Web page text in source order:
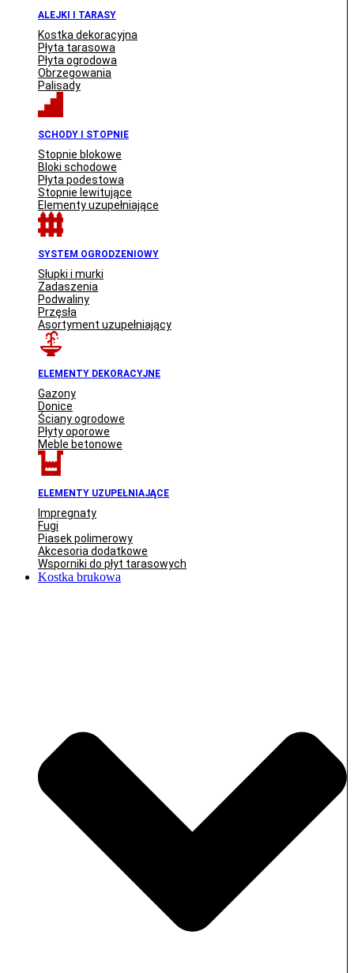
ALEJKI I TARASY
Kostka dekoracyjna
Płyta tarasowa
Płyta ogrodowa
Obrzegowania
Palisady
SCHODY I STOPNIE
Stopnie blokowe
Bloki schodowe
Płyta podestowa
Stopnie lewitujące
Elementy uzupełniające
SYSTEM OGRODZENIOWY
Słupki i murki
Zadaszenia
Podwaliny
Przęsła
Asortyment uzupełniający
ELEMENTY DEKORACYJNE
Gazony
Donice
Ściany ogrodowe
Płyty oporowe
Meble betonowe
ELEMENTY UZUPEŁNIAJĄCE
Impregnaty
Fugi
Piasek polimerowy
Akcesoria dodatkowe
Wsporniki do płyt tarasowych
Kostka brukowa